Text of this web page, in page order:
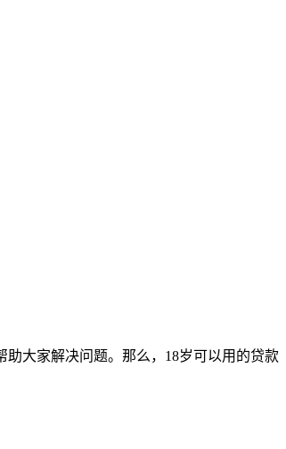
大家解决问题。那么，18岁可以用的贷款